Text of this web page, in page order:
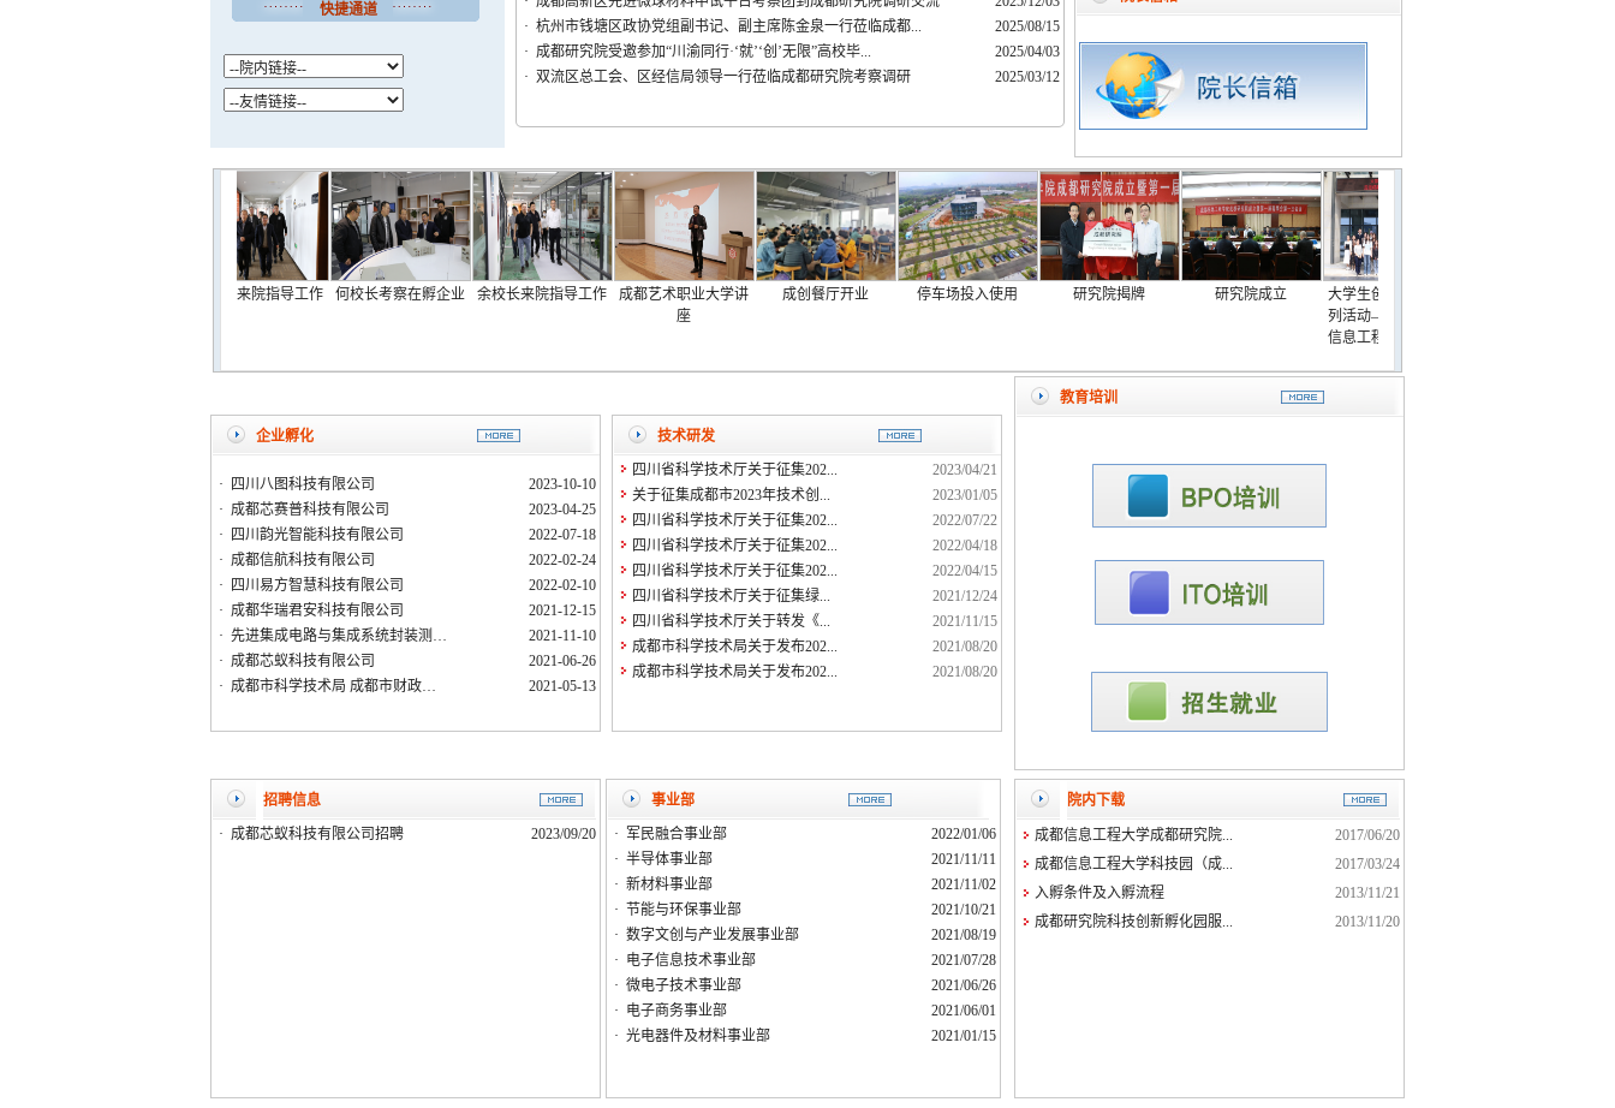
快捷通道
· 杭州市钱塘区政协党组副书记、副主席陈金泉一行莅临成都...
2025/08/15
· 成都研究院受邀参加“川渝同行·‘就’‘创’无限”高校毕...
2025/04/03
· 双流区总工会、区经信局领导一行莅临成都研究院考察调研 2025/03/12
何校长来院指导工作 何校长考察在孵企业 余校长来院指导工作
成都艺术职业大学讲
座
成创餐厅开业 停车场投入使用 研究院揭牌 研究院成立
大学生创业体验季系
列活动——走进成都
信息工程大学成都研
企业孵化
· 四川八图科技有限公司
2023-10-10
· 成都芯赛普科技有限公司
2023-04-25
·
四川韵光智能科技有限公司
2022-07-18
· 成都信航科技有限公司
2022-02-24
·
四川易方智慧科技有限公司
2022-02-10
· 成都华瑞君安科技有限公司
2021-12-15
· 先进集成电路与集成系统封装测…
2021-11-10
· 成都芯蚁科技有限公司
2021-06-26
· 成都市科学技术局 成都市财政… 2021-05-13
技术研发
四川省科学技术厅关于征集202...
2023/04/21
关于征集成都市2023年技术创...
2023/01/05
四川省科学技术厅关于征集202...
2022/07/22
四川省科学技术厅关于征集202...
2022/04/18
四川省科学技术厅关于征集202...
2022/04/15
四川省科学技术厅关于征集绿...
2021/12/24
四川省科学技术厅关于转发《...
2021/11/15
成都市科学技术局关于发布202...
2021/08/20
成都市科学技术局关于发布202...
2021/08/20
教育培训
招聘信息
· 成都芯蚁科技有限公司招聘 2023/09/20
事业部
· 军民融合事业部
2022/01/06
· 半导体事业部
2021/11/11
· 新材料事业部
2021/11/02
· 节能与环保事业部
2021/10/21
· 数字文创与产业发展事业部
2021/08/19
· 电子信息技术事业部
2021/07/28
· 微电子技术事业部
2021/06/26
· 电子商务事业部
2021/06/01
· 光电器件及材料事业部 2021/01/15
院内下载
成都信息工程大学成都研究院...
2017/06/20
成都信息工程大学科技园（成...
2017/03/24
入孵条件及入孵流程
2013/11/21
成都研究院科技创新孵化园服...
2013/11/20